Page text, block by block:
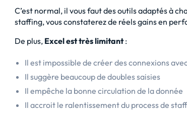
C’est normal, il vous faut des outils adaptés à
staffing, vous constaterez de réels gains en
De plus, Excel est très limitant:
Il est impossible de créer des connexions
Il suggère beaucoup de doubles saisies
Il empêche la bonne circulation de la donnée
Il accroit le ralentissement du process de